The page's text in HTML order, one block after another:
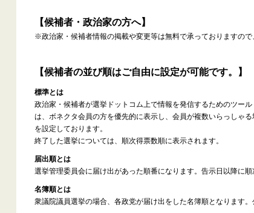
【候補者・政治家の方へ】
※政治家・候補者情報の掲載や変更等は無料で承っておりますので
【候補者の並び順はご自由に設定が可能です。】
標準とは
政治家・候補者が選挙ドットコム上で情報を発信するためのツー
は、ボネクタ会員の方を優先的に表示し、会員が複数いらっしゃ
を設定しております。
終了した選挙については、順次得票数順に表示されます。
届出順とは
選挙管理委員会に届け出があった順番になります。告示日以降に順
名簿順とは
衆議院議員選挙の場合、各政党が届け出をした名簿順となります。